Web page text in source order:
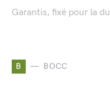
Garantis, fixé pour la
B BOCC